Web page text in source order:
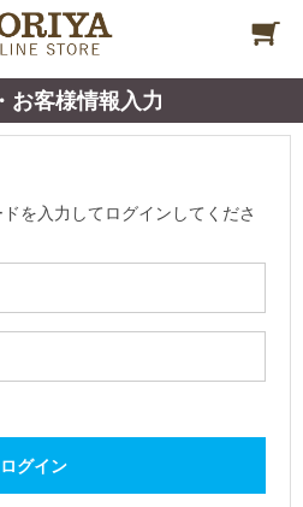
お客様情報入力
を入力してログインしてくださ